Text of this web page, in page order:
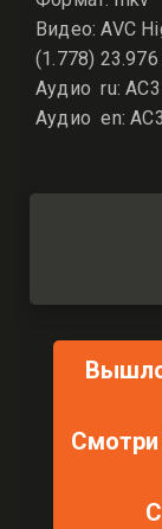
Видео: AVC
(1.778)
Аудио ru:
Аудио en: